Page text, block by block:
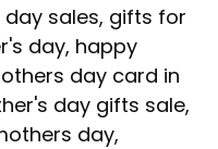
sales, gifts for
day, happy
day card in
day gifts sale,
day,